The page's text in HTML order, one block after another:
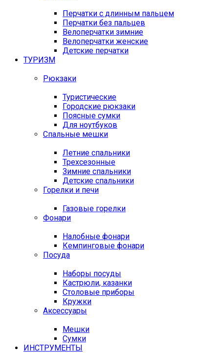
Перчатки с длинным пальцем
Перчатки без пальцев
Велоперчатки зимние
Велоперчатки женские
Детские перчатки
ТУРИЗМ
Рюкзаки
Туристические
Городские рюкзаки
Поясные сумки
Для ноутбуков
Спальные мешки
Летние спальники
Трехсезонные
Зимние спальники
Детские спальники
Горелки и печи
Газовые горелки
Фонари
Налобные фонари
Кемпинговые фонари
Посуда
Наборы посуды
Кастрюли, казанки
Столовые приборы
Кружки
Аксессуары
Мешки
Сумки
ИНСТРУМЕНТЫ